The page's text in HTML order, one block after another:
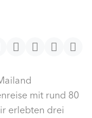
mit rund 80
erlebten drei